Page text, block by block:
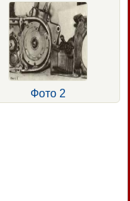
Фото 2